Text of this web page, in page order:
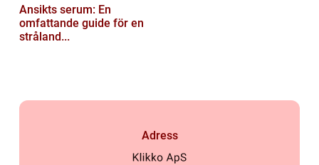
Ansikts serum: En
omfattande guide för en
stråland...
Adress